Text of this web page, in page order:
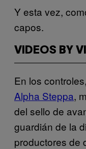
Y esta vez,
capos.
VIDEOS BY
En los
Alpha Steppa,
del sello de
guardián de la
productores de